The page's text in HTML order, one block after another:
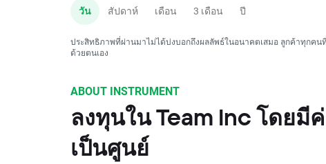
วัน สัปดาห์ เดือน 3 เดือน ปี
ประสิทธิภาพที่ผ่านมาไม่ได้บ่งบอกถึงผลลัพธ์ในอนาคตเสมอ ลูกค้าทุกค
ด้วยตนเอง
ABOUT INSTRUMENT
ลงทุนใน Team Inc โดย
เป็นศูนย์